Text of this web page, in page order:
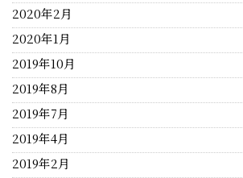
2020年2月
2020年1月
2019年10月
2019年8月
2019年7月
2019年4月
2019年2月